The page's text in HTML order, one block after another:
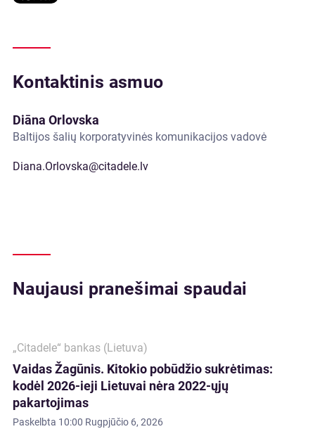
Kontaktinis asmuo
Diāna Orlovska
Baltijos šalių korporatyvinės komunikacijos vadovė
Diana.Orlovska@citadele.lv
Naujausi pranešimai spaudai
„Citadele“ bankas (Lietuva)
Vaidas Žagūnis. Kitokio pobūdžio sukrėtimas:
kodėl 2026-ieji Lietuvai nėra 2022-ųjų
pakartojimas
Paskelbta 10:00 Rugpjūčio 6, 2026